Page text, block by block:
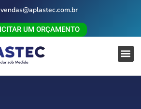
vendas@aplastec.com.br
UM ORÇAMENTO